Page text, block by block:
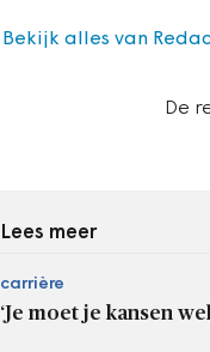
De
Bekijk alles van
Lees meer
carrière
‘Je moet je kansen